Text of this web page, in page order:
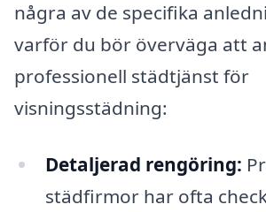
några av de specifika
varför du bör överväga att
professionell städtjänst för
visningsstädning:
Detaljerad rengöring:
städfirmor har ofta